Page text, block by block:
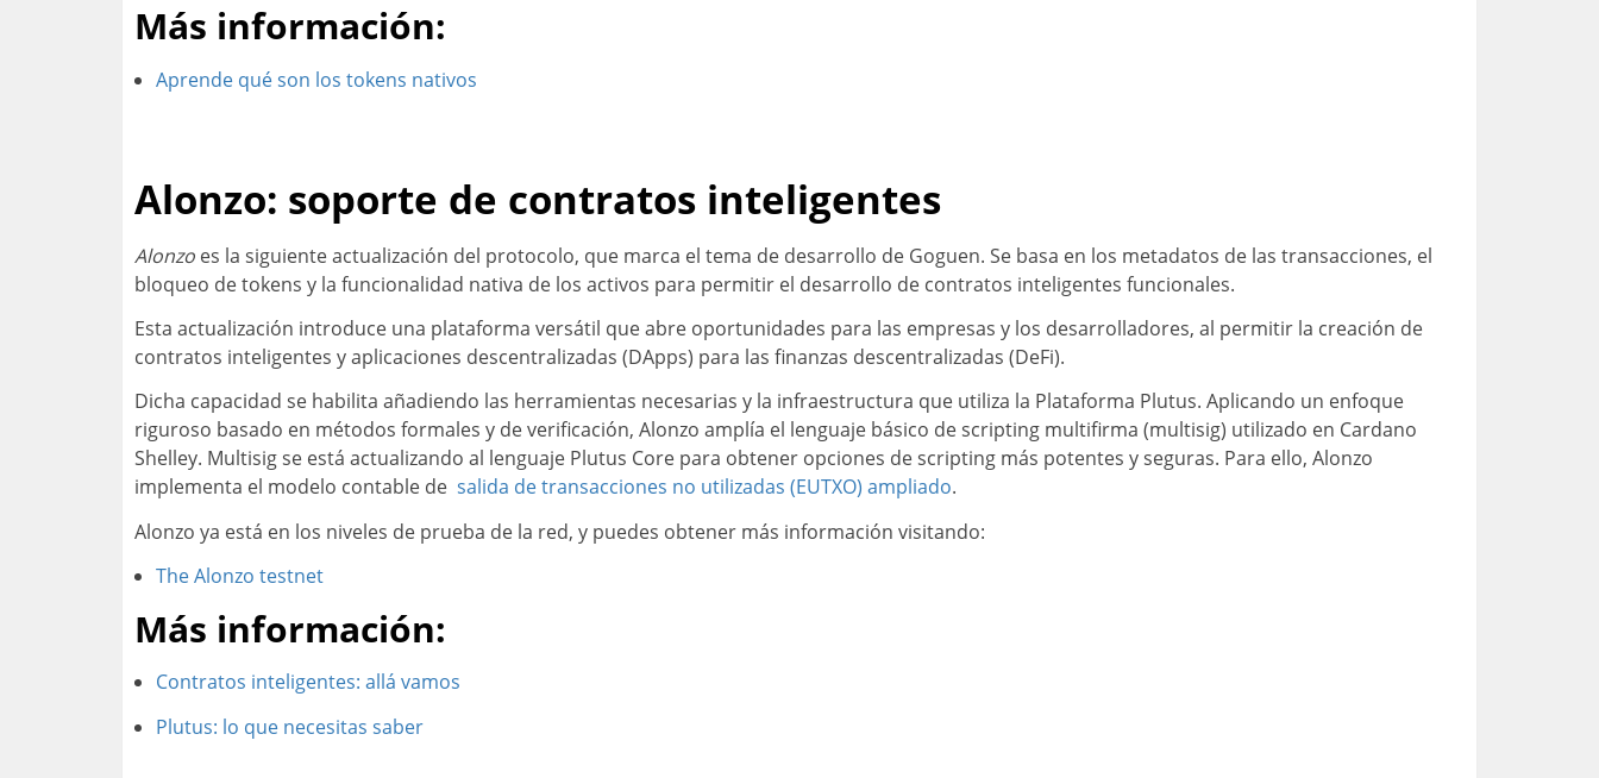
Más información:
Aprende qué son los tokens nativos
Alonzo: soporte de contratos inteligentes
Alonzo es la siguiente actualización del protocolo, que marca el tema de desarrollo de Goguen. Se basa en los metadatos de las transacciones, el
bloqueo de tokens y la funcionalidad nativa de los activos para permitir el desarrollo de contratos inteligentes funcionales.
Esta actualización introduce una plataforma versátil que abre oportunidades para las empresas y los desarrolladores, al permitir la creación de
contratos inteligentes y aplicaciones descentralizadas (DApps) para las finanzas descentralizadas (DeFi).
Dicha capacidad se habilita añadiendo las herramientas necesarias y la infraestructura que utiliza la Plataforma Plutus. Aplicando un enfoque
riguroso basado en métodos formales y de verificación, Alonzo amplía el lenguaje básico de scripting multifirma (multisig) utilizado en Cardano
Shelley. Multisig se está actualizando al lenguaje Plutus Core para obtener opciones de scripting más potentes y seguras. Para ello, Alonzo
implementa el modelo contable de salida de transacciones no utilizadas (EUTXO) ampliado.
Alonzo ya está en los niveles de prueba de la red, y puedes obtener más información visitando:
The Alonzo testnet
Más información:
Contratos inteligentes: allá vamos
Plutus: lo que necesitas saber